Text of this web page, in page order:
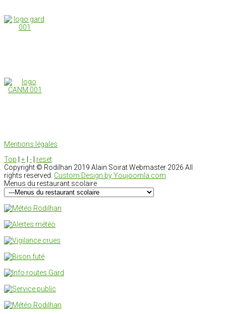
Mentions légales
Top
+ -
reset
Copyright © Rodilhan 2019 Alain Soirat Webmaster 2026 All
rights reserved. Custom Design by Youjoomla.com
Menus du restaurant scolaire